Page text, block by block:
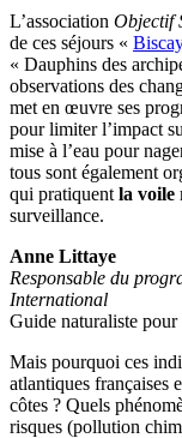
L’association Objectif
de ces séjours «
« Dauphins des
observations des
met en œuvre ses
pour limiter l’impact
mise à l’eau pour
tous sont également
qui pratiquent la voile
surveillance.
Anne Littaye
Responsable du
International
Guide naturaliste
Mais pourquoi ces
atlantiques françaises
côtes ? Quels
risques (pollution